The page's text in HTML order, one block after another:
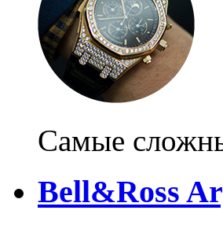
Самые
Bell&Ross